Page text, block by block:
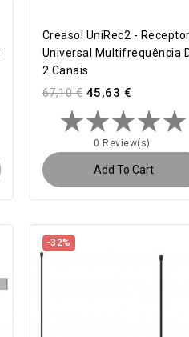
Creasol UniRec2 - Receptor
Universal Multifrequência
2 Canais
67,10 € 45,63 €
0 Review(s)
Add To Cart
-32%